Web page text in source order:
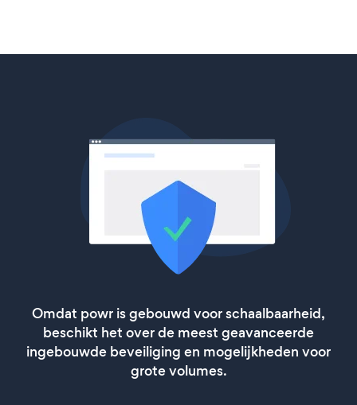
Omdat powr is gebouwd voor schaalbaarheid,
beschikt het over de meest geavanceerde
ingebouwde beveiliging en mogelijkheden voor
grote volumes.